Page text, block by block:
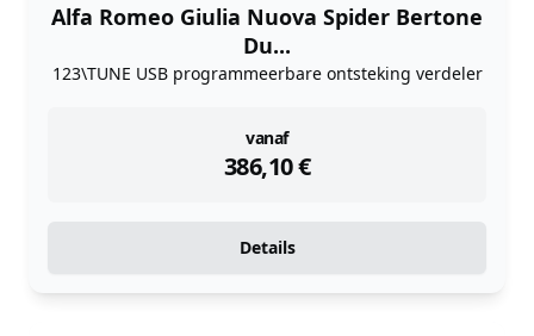
Alfa Romeo Giulia Nuova Spider Bertone
Du...
123\TUNE USB programmeerbare ontsteking verdeler
vanaf
386,10€
instock
Details